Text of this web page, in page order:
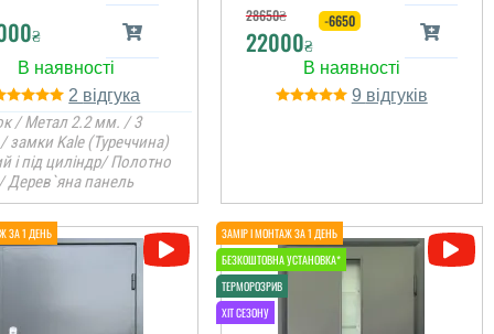
₴
2
/ Метал 2.2 мм. / 3
замки Kale (Туреччина)
і під циліндр/ Полотно
Дерев`яна панель
28650₴
22000₴
-6650
9